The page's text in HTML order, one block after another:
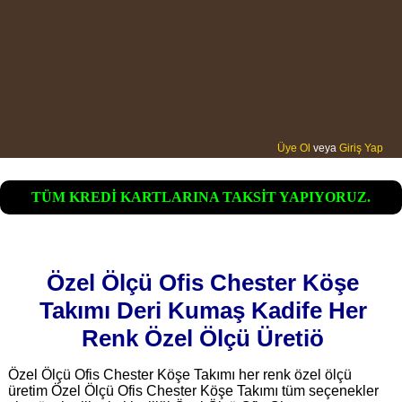
Üye Ol veya Giriş Yap
TÜM KREDİ KARTLARINA TAKSİT YAPIYORUZ.
Özel Ölçü Ofis Chester Köşe
Takımı Deri Kumaş Kadife Her
Renk Özel Ölçü Üretiö
Özel Ölçü Ofis Chester Köşe Takımı her renk özel ölçü
üretim Özel Ölçü Ofis Chester Köşe Takımı tüm seçenekler